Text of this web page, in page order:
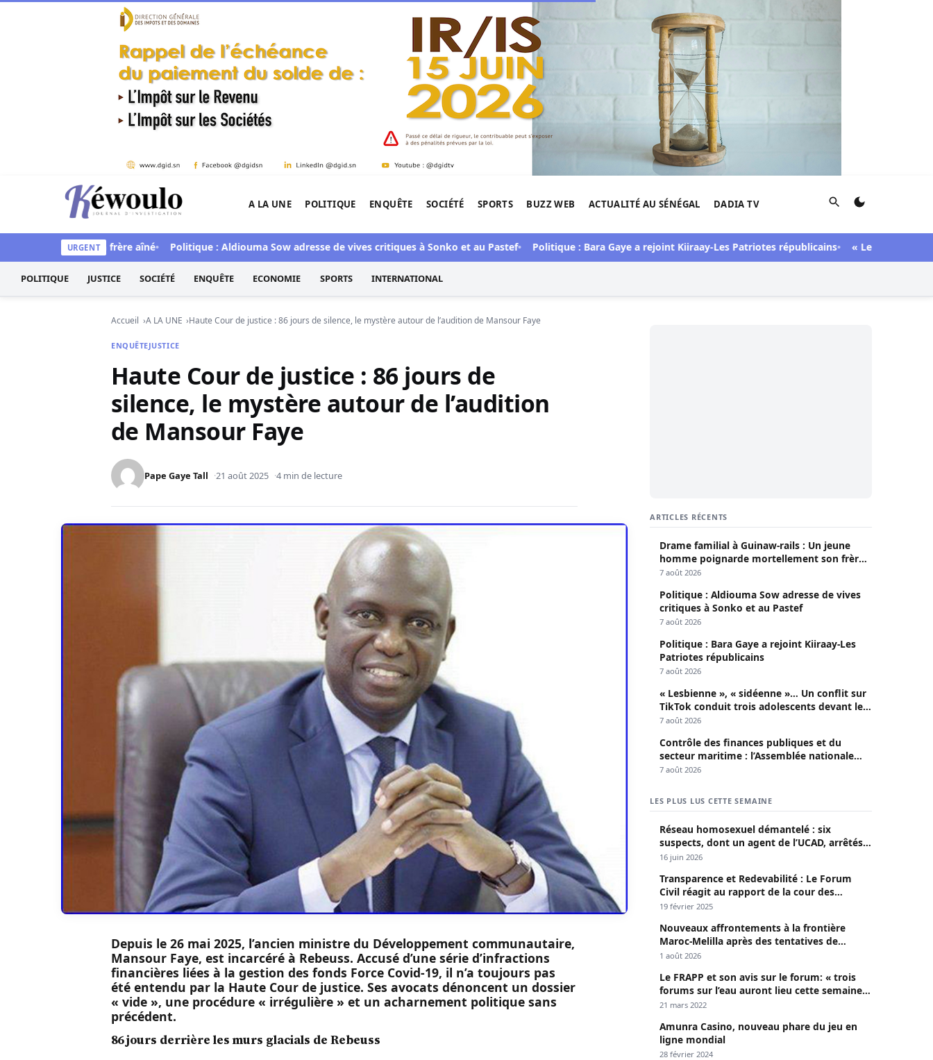
Aller au contenu
Kéwoulo, le premier site d'information et d'investigation de l'Afrique.
A LA UNE POLITIQUE ENQUÊTE SOCIÉTÉ SPORTS BUZZ WEB ACTUALITÉ AU SÉNÉGAL DADIA TV Rechercher
URGENT
son frère aîné Politique : Aldiouma Sow adresse de vives critiques à Sonko et au Pastef Politique : Bara Gaye a rejoint Kiiraay-Les Patriotes républicains « Lesbienne », «
POLITIQUE JUSTICE SOCIÉTÉ ENQUÊTE ECONOMIE SPORTS INTERNATIONAL
Accueil A LA UNE Haute Cour de justice : 86 jours de silence, le mystère autour de l’audition de Mansour Faye
ENQUÊTEJUSTICE
Haute Cour de justice : 86 jours de
silence, le mystère autour de l’audition
de Mansour Faye
Pape Gaye Tall 21 août 2025 4 min de lecture
Depuis le 26 mai 2025, l’ancien ministre du Développement communautaire,
Mansour Faye, est incarcéré à Rebeuss. Accusé d’une série d’infractions
financières liées à la gestion des fonds Force Covid-19, il n’a toujours pas
été entendu par la Haute Cour de justice. Ses avocats dénoncent un dossier
« vide », une procédure « irrégulière » et un acharnement politique sans
précédent.
86 jours derrière les murs glacials de Rebeuss
ARTICLES RÉCENTS
Drame familial à Guinaw-rails : Un jeune
homme poignarde mortellement son frère
aîné
7 août 2026
Politique : Aldiouma Sow adresse de vives
critiques à Sonko et au Pastef
7 août 2026
Politique : Bara Gaye a rejoint Kiiraay-Les
Patriotes républicains
7 août 2026
« Lesbienne », « sidéenne »… Un conflit sur
TikTok conduit trois adolescents devant le
parquet
7 août 2026
Contrôle des finances publiques et du
secteur maritime : l’Assemblée nationale
convoque une session extraordinaire
7 août 2026
LES PLUS LUS CETTE SEMAINE
Réseau homosexuel démantelé : six
suspects, dont un agent de l’UCAD, arrêtés à
Keur Massar ; l’un avoue avoir propagé le
16 juin 2026
Transparence et Redevabilité : Le Forum
Civil réagit au rapport de la cour des
comptes
19 février 2025
Nouveaux affrontements à la frontière
Maroc-Melilla après des tentatives de
passage
1 août 2026
Le FRAPP et son avis sur le forum: « trois
forums sur l’eau auront lieu cette semaine à
Dakar »
21 mars 2022
Amunra Casino, nouveau phare du jeu en
ligne mondial
28 février 2024